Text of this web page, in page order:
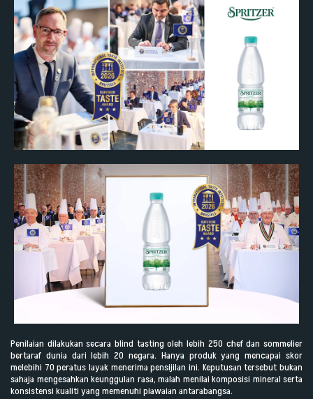
Penilaian dilakukan secara blind tasting oleh lebih 250 chef dan sommelier
bertaraf dunia dari lebih 20 negara. Hanya produk yang mencapai skor
melebihi 70 peratus layak menerima pensijilan ini. Keputusan tersebut bukan
sahaja mengesahkan keunggulan rasa, malah menilai komposisi mineral serta
konsistensi kualiti yang memenuhi piawaian antarabangsa.